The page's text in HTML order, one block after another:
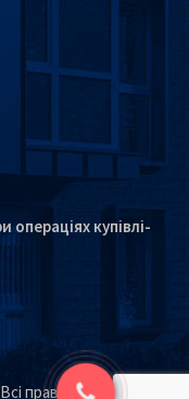
купівлі-
права захищені.